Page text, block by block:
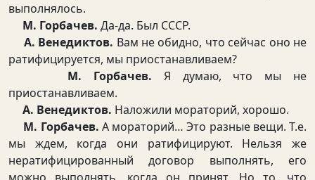
выполнялось.
М. Горбачев. Да-да. Был СССР.
А. Венедиктов. Вам не обидно, что сейчас оно не
ратифицируется, мы приостанавливаем?
М. Горбачев. Я думаю, что мы не
приостанавливаем.
А. Венедиктов. Наложили мораторий, хорошо.
М. Горбачев. А мораторий… Это разные вещи. Т.е.
мы ждем, когда они ратифицируют. Нельзя же
нератифицированный договор выполнять, его